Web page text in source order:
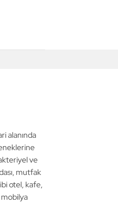
alanında
ve
mutfak
otel, kafe,